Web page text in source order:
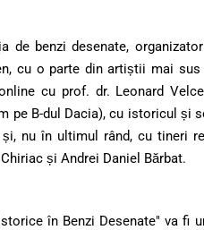
de benzi desenate,
cu o parte din artiștii mai
cu prof. dr. Leonard
pe B-dul Dacia), cu istoricul
nu în ultimul rând, cu tineri
și Andrei Daniel Bărbat.
în Benzi Desenate" va fi